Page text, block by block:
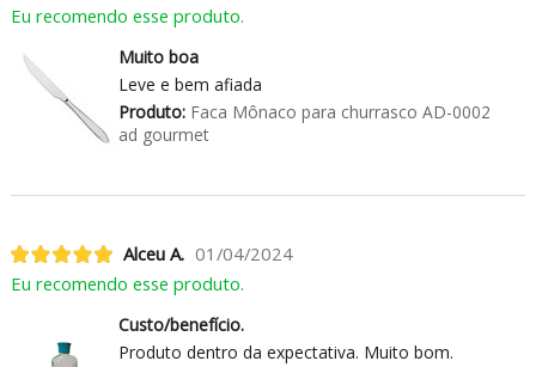
Eu recomendo esse produto.
Muito boa
Leve e bem afiada
Produto:Faca Mônaco para churrasco AD-0002
ad gourmet
Alceu A. 01/04/2024
Eu recomendo esse produto.
Custo/benefício.
Produto dentro da expectativa. Muito bom.